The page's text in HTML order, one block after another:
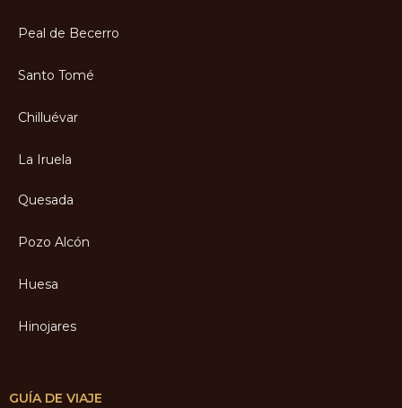
Peal de Becerro
Santo Tomé
Chilluévar
La Iruela
Quesada
Pozo Alcón
Huesa
Hinojares
GUÍA DE VIAJE